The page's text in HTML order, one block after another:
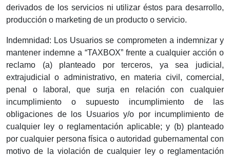
derivados de los servicios ni utilizar éstos para desarrollo,
producción o marketing de un producto o servicio.
Indemnidad: Los Usuarios se comprometen a indemnizar y
mantener indemne a “TAXBOX” frente a cualquier acción o
reclamo (a) planteado por terceros, ya sea judicial,
extrajudicial o administrativo, en materia civil, comercial,
penal o laboral, que surja en relación con cualquier
incumplimiento o supuesto incumplimiento de las
obligaciones de los Usuarios y/o por incumplimiento de
cualquier ley o reglamentación aplicable; y (b) planteado
por cualquier persona física o autoridad gubernamental con
motivo de la violación de cualquier ley o reglamentación